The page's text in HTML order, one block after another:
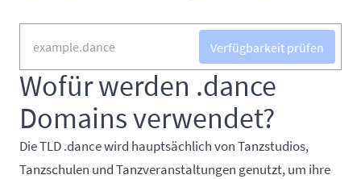
Verfügbarkeit prüfen
Wofür werden .dance
Domains verwendet?
Die TLD .dance wird hauptsächlich von Tanzstudios,
Tanzschulen und Tanzveranstaltungen genutzt, um ihre